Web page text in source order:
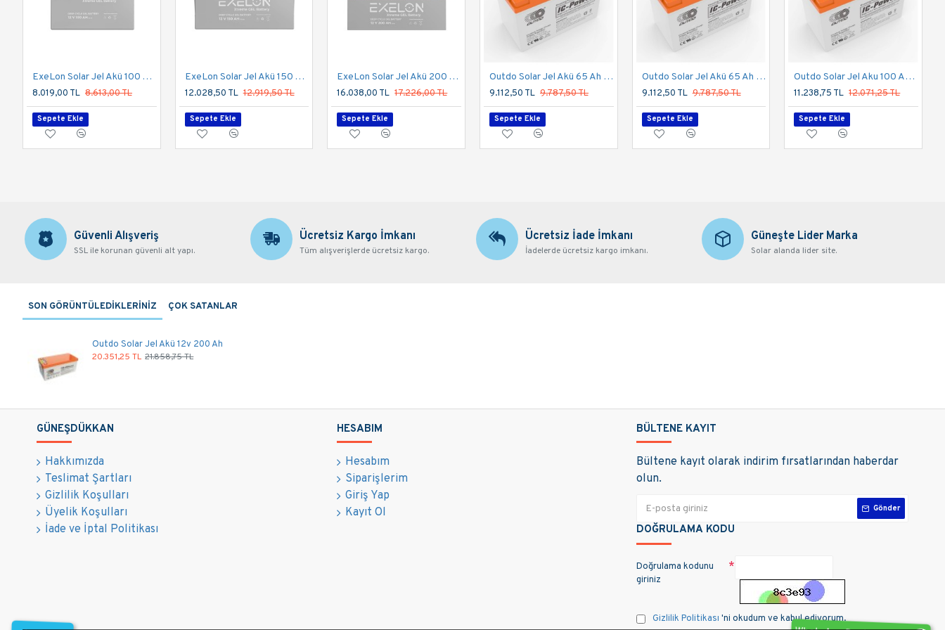
ExeLon Solar Jel Akü 100 Ah 12V Deep Cycle Uzun Ömürlü
8.019,00 TL 8.613,00 TL
Sepete Ekle
ExeLon Solar Jel Akü 150 Ah 12V Deep Cycle Uzun Ömürlü
12.028,50 TL 12.919,50 TL
Sepete Ekle
ExeLon Solar Jel Akü 200 Ah 12V Deep Cycle Uzun Ömürlü
16.038,00 TL 17.226,00 TL
Sepete Ekle
Outdo Solar Jel Aku 100 Amper 12V
11.238,75 TL 12.071,25 TL
Sepete Ekle
Outdo Solar Jel Akü 65 Ah 12V
9.112,50 TL 9.787,50 TL
Sepete Ekle
Outdo Solar Jel Akü 65 Ah 12V
9.112,50 TL 9.787,50 TL
Sepete Ekle
Outdo Solar Jel Aku 100 Amper 12V
11.238,75 TL 12.071,25 TL
Sepete Ekle
Güvenli Alışveriş
SSL ile korunan güvenli alt yapı.
Ücretsiz Kargo İmkanı
Tüm alışverişlerde ücretsiz kargo.
Ücretsiz İade İmkanı
İadelerde ücretsiz kargo imkanı.
Güneşte Lider Marka
Solar alanda lider site.
SON GÖRÜNTÜLEDİKLERİNİZ ÇOK SATANLAR
Outdo Solar Jel Akü 12v 200 Ah
20.351,25 TL 21.858,75 TL
GÜNEŞDÜKKAN
Hakkımızda
Teslimat Şartları
Gizlilik Koşulları
Üyelik Koşulları
İade ve İptal Politikası
HESABIM
Hesabım
Siparişlerim
Giriş Yap
Kayıt Ol
BÜLTENE KAYIT
Bültene kayıt olarak indirim fırsatlarından haberdar
olun.
Gönder
DOĞRULAMA KODU
Doğrulama kodunu
giriniz
Gizlilik Politikası 'ni okudum ve kabul ediyorum.